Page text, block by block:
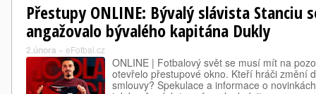
Přestupy ONLINE: Bývalý slávista Stanciu
angažovalo bývalého kapitána Dukly
2.února » eFotbal.cz
ONLINE | Fotbalový svět se musí mít na
otevřelo přestupové okno. Kteří hráči změní
smlouvy? Spekulace a informace o